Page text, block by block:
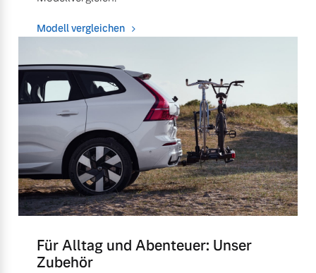
Modell vergleichen
Für Alltag und Abenteuer: Unser
Zubehör